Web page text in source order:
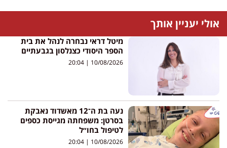
אולי יעניין אותך
מיטל דראי נבחרה לנהל את בית
הספר היסודי כצנלסון בגבעתיים
10/08/2026
נעה בת ה־12 מאשדוד נאבקת
בסרטן: משפחתה מגייסת כספים
לטיפול בחו״ל
10/08/2026